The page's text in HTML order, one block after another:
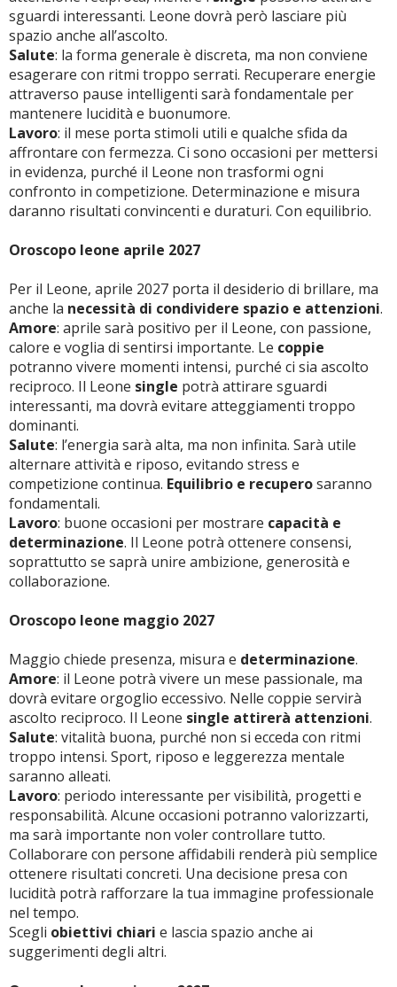
sguardi interessanti. Leone dovrà però lasciare più
spazio anche all’ascolto.
Salute: la forma generale è discreta, ma non conviene
esagerare con ritmi troppo serrati. Recuperare energie
attraverso pause intelligenti sarà fondamentale per
mantenere lucidità e buonumore.
Lavoro: il mese porta stimoli utili e qualche sfida da
affrontare con fermezza. Ci sono occasioni per mettersi
in evidenza, purché il Leone non trasformi ogni
confronto in competizione. Determinazione e misura
daranno risultati convincenti e duraturi. Con equilibrio.
Oroscopo leone aprile 2027
Per il Leone, aprile 2027 porta il desiderio di brillare, ma
anche la necessità di condividere spazio e attenzioni.
Amore: aprile sarà positivo per il Leone, con passione,
calore e voglia di sentirsi importante. Le coppie
potranno vivere momenti intensi, purché ci sia ascolto
reciproco. Il Leone single potrà attirare sguardi
interessanti, ma dovrà evitare atteggiamenti troppo
dominanti.
Salute: l’energia sarà alta, ma non infinita. Sarà utile
alternare attività e riposo, evitando stress e
competizione continua. Equilibrio e recuperosaranno
fondamentali.
Lavoro: buone occasioni per mostrare capacità e
determinazione. Il Leone potrà ottenere consensi,
soprattutto se saprà unire ambizione, generosità e
collaborazione.
Oroscopo leone maggio 2027
Maggio chiede presenza, misura e determinazione.
Amore: il Leone potrà vivere un mese passionale, ma
dovrà evitare orgoglio eccessivo. Nelle coppie servirà
ascolto reciproco. Il Leone single attirerà attenzioni.
Salute: vitalità buona, purché non si ecceda con ritmi
troppo intensi. Sport, riposo e leggerezza mentale
saranno alleati.
Lavoro: periodo interessante per visibilità, progetti e
responsabilità. Alcune occasioni potranno valorizzarti,
ma sarà importante non voler controllare tutto.
Collaborare con persone affidabili renderà più semplice
ottenere risultati concreti. Una decisione presa con
lucidità potrà rafforzare la tua immagine professionale
nel tempo.
Scegli obiettivi chiari e lascia spazio anche ai
suggerimenti degli altri.